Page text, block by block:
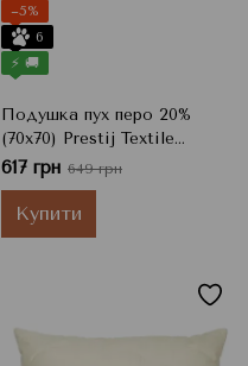
−5%
6
⚡ 🚚
Подушка пух перо 20%
(70x70) Prestij Textile
GOOSE DOWN 224500,
70x70 см
617 грн 649 грн
Купити